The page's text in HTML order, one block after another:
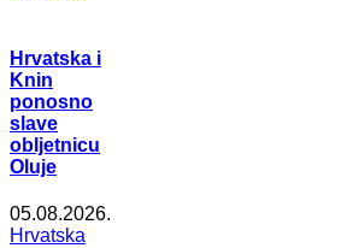
Hrvatska i
Knin
ponosno
slave
obljetnicu
Oluje
05.08.2026.
Hrvatska